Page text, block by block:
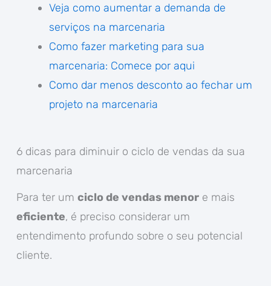
Veja como aumentar a demanda de
serviços na marcenaria
Como fazer marketing para sua
marcenaria: Comece por aqui
Como dar menos desconto ao fechar um
projeto na marcenaria
6 dicas para diminuir o ciclo de vendas da sua
marcenaria
Para ter um ciclo de vendas menore mais
eficiente, é preciso considerar um
entendimento profundo sobre o seu potencial
cliente.